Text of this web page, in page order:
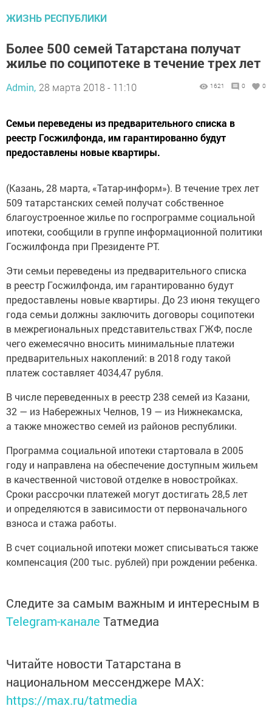
ЖИЗНЬ РЕСПУБЛИКИ
Более 500 семей Татарстана получат
жилье по соципотеке в течение трех лет
Admin, 28 марта 2018 - 11:10 1621 0 0
Семьи переведены из предварительного списка в
реестр Госжилфонда, им гарантированно будут
предоставлены новые квартиры.
(Казань, 28 марта, «Татар-информ»). В течение трех лет
509 татарстанских семей получат собственное
благоустроенное жилье по госпрограмме социальной
ипотеки, сообщили в группе информационной политики
Госжилфонда при Президенте РТ.
Эти семьи переведены из предварительного списка
в реестр Госжилфонда, им гарантированно будут
предоставлены новые квартиры. До 23 июня текущего
года семьи должны заключить договоры соципотеки
в межрегиональных представительствах ГЖФ, после
чего ежемесячно вносить минимальные платежи
предварительных накоплений: в 2018 году такой
платеж составляет 4034,47 рубля.
В числе переведенных в реестр 238 семей из Казани,
32 — из Набережных Челнов, 19 — из Нижнекамска,
а также множество семей из районов республики.
Программа социальной ипотеки стартовала в 2005
году и направлена на обеспечение доступным жильем
в качественной чистовой отделке в новостройках.
Сроки рассрочки платежей могут достигать 28,5 лет
и определяются в зависимости от первоначального
взноса и стажа работы.
В счет социальной ипотеки может списываться также
компенсация (200 тыс. рублей) при рождении ребенка.
Следите за самым важным и интересным в
Telegram-канале Татмедиа
Читайте новости Татарстана в
национальном мессенджере MАХ:
https://max.ru/tatmedia